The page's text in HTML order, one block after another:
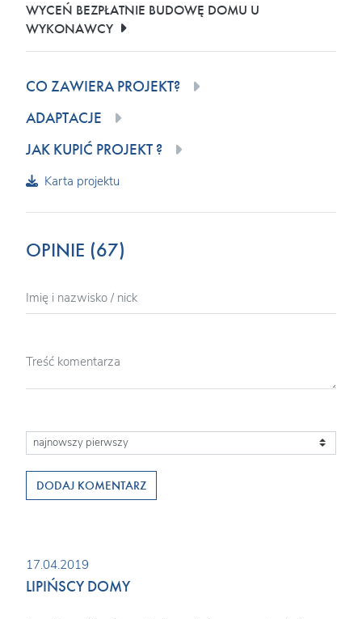
WYCEŃ BEZPŁATNIE BUDOWĘ DOMU U
WYKONAWCY
CO ZAWIERA PROJEKT?
ADAPTACJE
JAK KUPIĆ PROJEKT ?
Karta projektu
OPINIE (67)
DODAJ KOMENTARZ
17.04.2019
LIPIŃSCY DOMY